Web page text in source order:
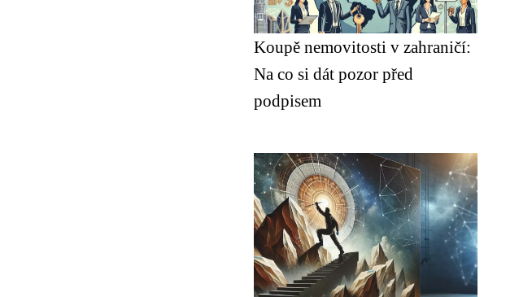
Koupě nemovitosti v zahraničí:
Na co si dát pozor před
podpisem